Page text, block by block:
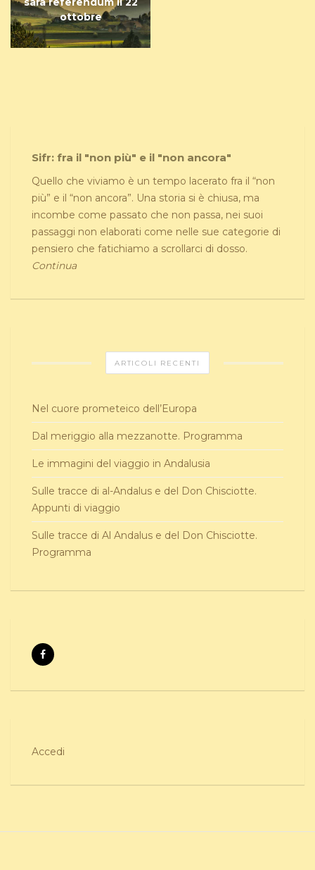
ottobre
Sifr: fra il "non più" e il "non ancora"
Quello che viviamo è un tempo lacerato fra il “non
più” e il “non ancora”. Una storia si è chiusa, ma
incombe come passato che non passa, nei suoi
passaggi non elaborati come nelle sue categorie di
pensiero che fatichiamo a scrollarci di dosso.
Continua
ARTICOLI RECENTI
Nel cuore prometeico dell’Europa
Dal meriggio alla mezzanotte. Programma
Le immagini del viaggio in Andalusia
Sulle tracce di al-Andalus e del Don Chisciotte.
Appunti di viaggio
Sulle tracce di Al Andalus e del Don Chisciotte.
Programma
Accedi